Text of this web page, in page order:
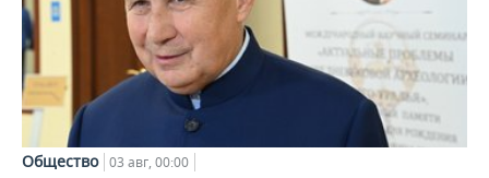
Общество 03 авг, 00:00